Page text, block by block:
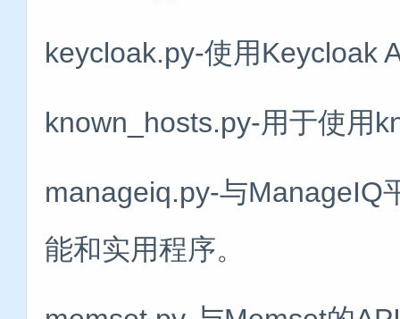
keycloak.py-使用Keycloak
known_hosts.py-用于使用
manageiq.py-与ManageIQ
能和实用程序。